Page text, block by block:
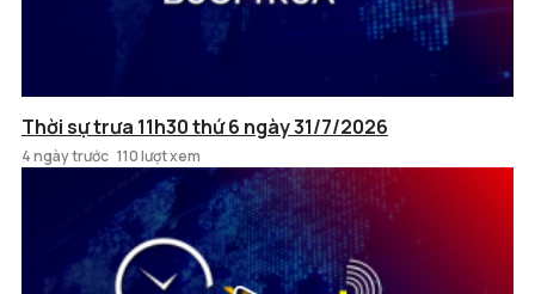
Thời sự trưa 11h30 thứ 6 ngày 31/7/2026
4 ngày trước 110 lượt xem